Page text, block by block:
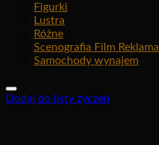
Figurki
Lustra
Różne
Scenografia Film Reklama
Samochody wynajem
Dodaj do listy życzeń